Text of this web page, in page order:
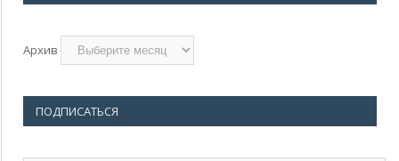
Архив
ПОДПИСАТЬСЯ